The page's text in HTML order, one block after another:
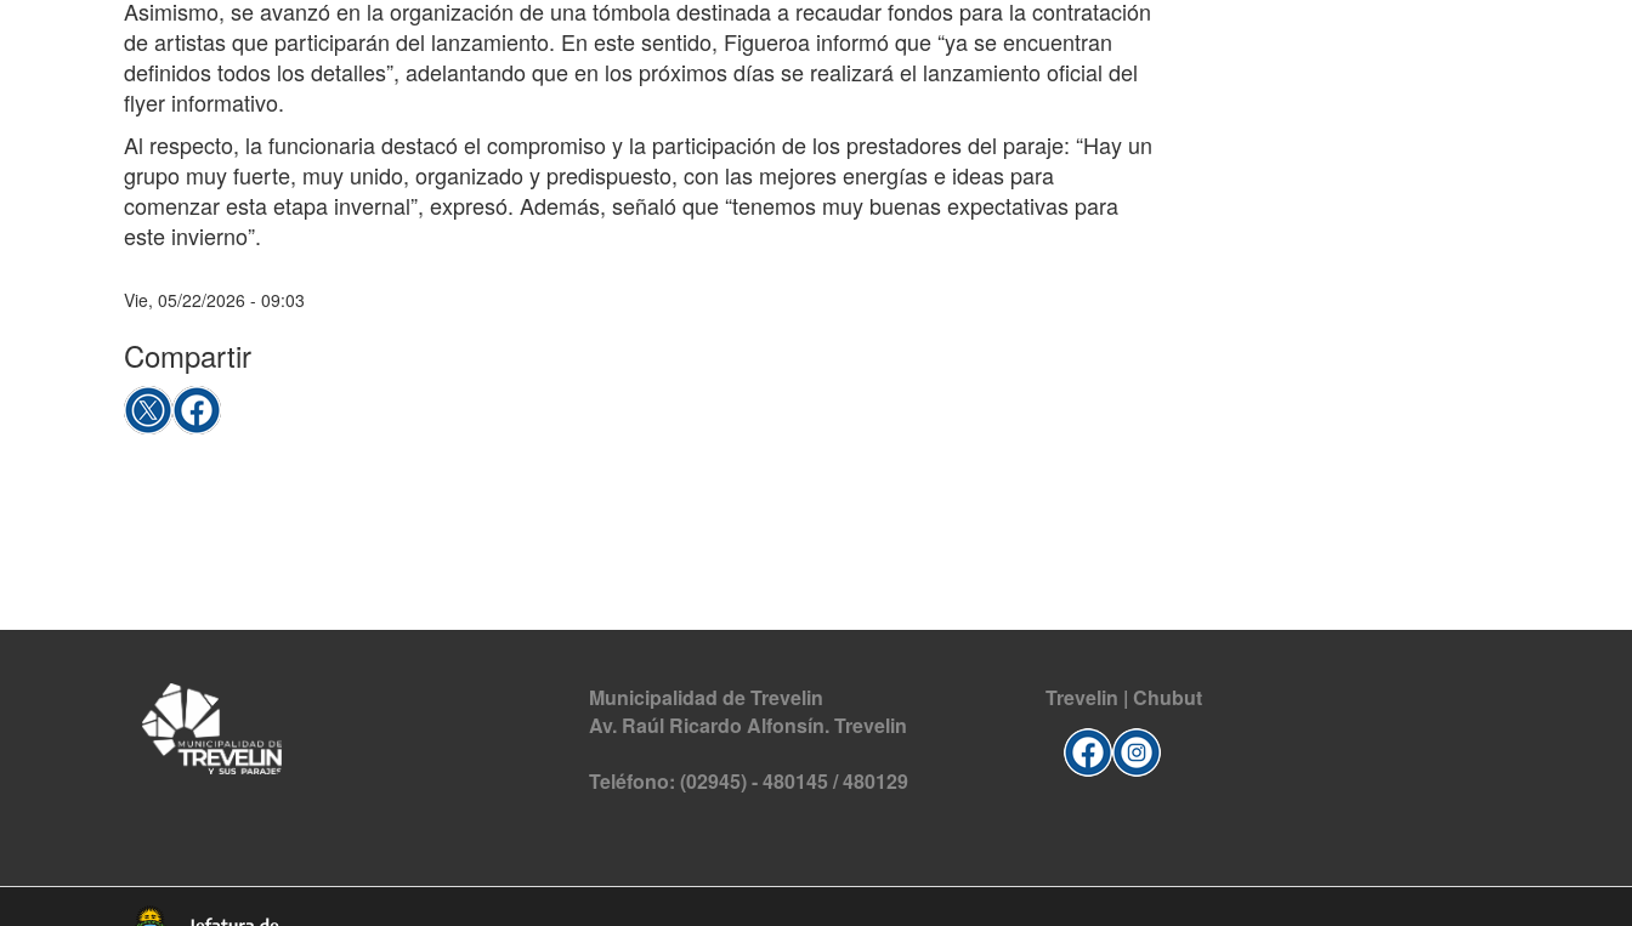
Asimismo, se avanzó en la organización de una tómbola destinada a recaudar fondos para la contratación
de artistas que participarán del lanzamiento. En este sentido, Figueroa informó que “ya se encuentran
definidos todos los detalles”, adelantando que en los próximos días se realizará el lanzamiento oficial del
flyer informativo.
Al respecto, la funcionaria destacó el compromiso y la participación de los prestadores del paraje: “Hay un
grupo muy fuerte, muy unido, organizado y predispuesto, con las mejores energías e ideas para
comenzar esta etapa invernal”, expresó. Además, señaló que “tenemos muy buenas expectativas para
este invierno”.
Vie, 05/22/2026 - 09:03
Compartir
Municipalidad de Trevelin
Av. Raúl Ricardo Alfonsín. Trevelin
Teléfono: (02945) - 480145 / 480129
Trevelin | Chubut